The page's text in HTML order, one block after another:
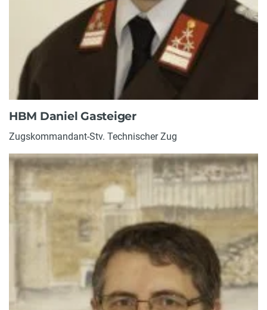
HBM Daniel Gasteiger
Zugskommandant-Stv. Technischer Zug